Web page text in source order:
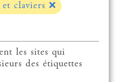
claviers ❌
les sites qui
des étiquettes